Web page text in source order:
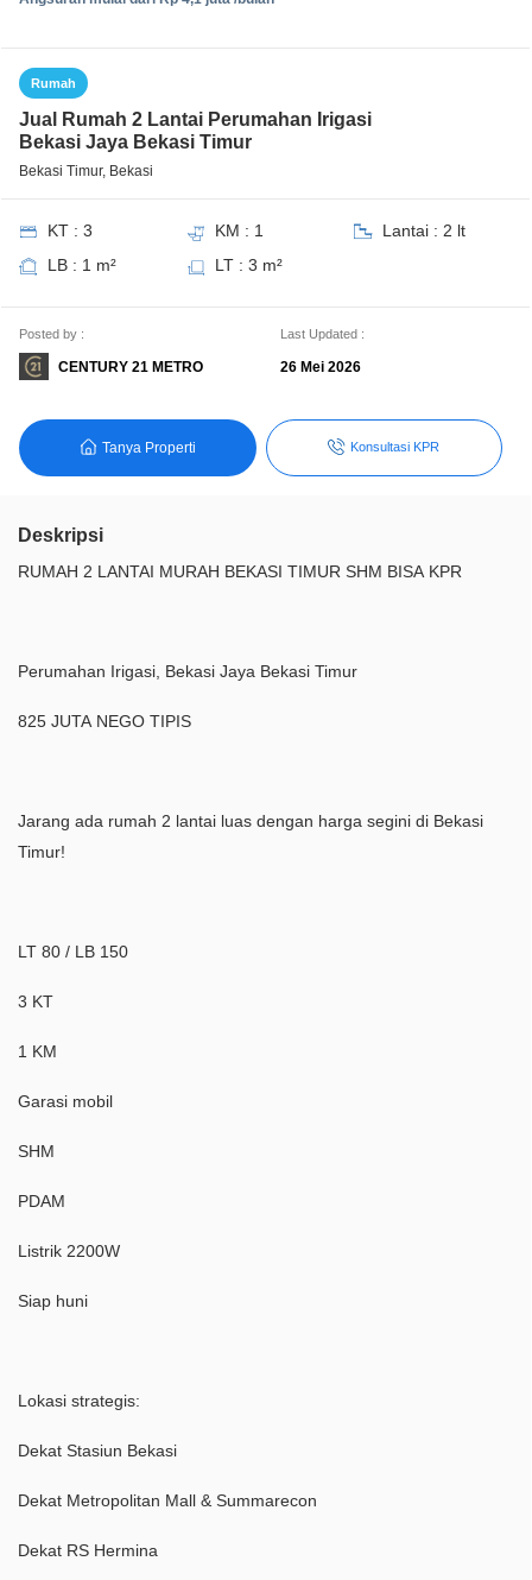
Rumah
Jual Rumah 2 Lantai Perumahan Irigasi
Bekasi Jaya Bekasi Timur
Bekasi Timur, Bekasi
KT : 3 KM : 1
Lantai : 2 lt
LB : 1 m²
LT : 3 m²
Posted by :
CENTURY 21 METRO
Last Updated :
26 Mei 2026
Tanya Properti Konsultasi KPR
Deskripsi
RUMAH 2 LANTAI MURAH BEKASI TIMUR SHM BISA KPR
Perumahan Irigasi, Bekasi Jaya Bekasi Timur
825 JUTA NEGO TIPIS
Jarang ada rumah 2 lantai luas dengan harga segini di Bekasi
Timur!
LT 80 / LB 150
3 KT
1 KM
Garasi mobil
SHM
PDAM
Listrik 2200W
Siap huni
Lokasi strategis:
Dekat Stasiun Bekasi
Dekat Metropolitan Mall & Summarecon
Dekat RS Hermina